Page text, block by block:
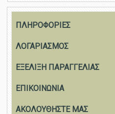
ΠΛΗΡΟΦΟΡΙΕΣ
ΛΟΓΑΡΙΑΣΜΟΣ
ΕΞΕΛΙΞΗ ΠΑΡΑΓΓΕΛΙΑΣ
ΕΠΙΚΟΙΝΩΝΙΑ
ΑΚΟΛΟΥΘΗΣΤΕ ΜΑΣ